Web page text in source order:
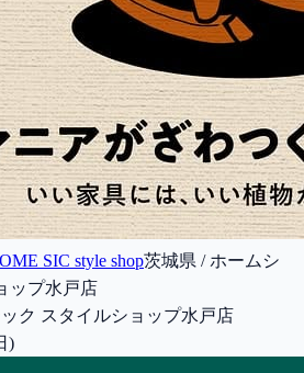
SIC style shop茨城県 / ホームシ
ップ水戸店
ク スタイルショップ水戸店
)